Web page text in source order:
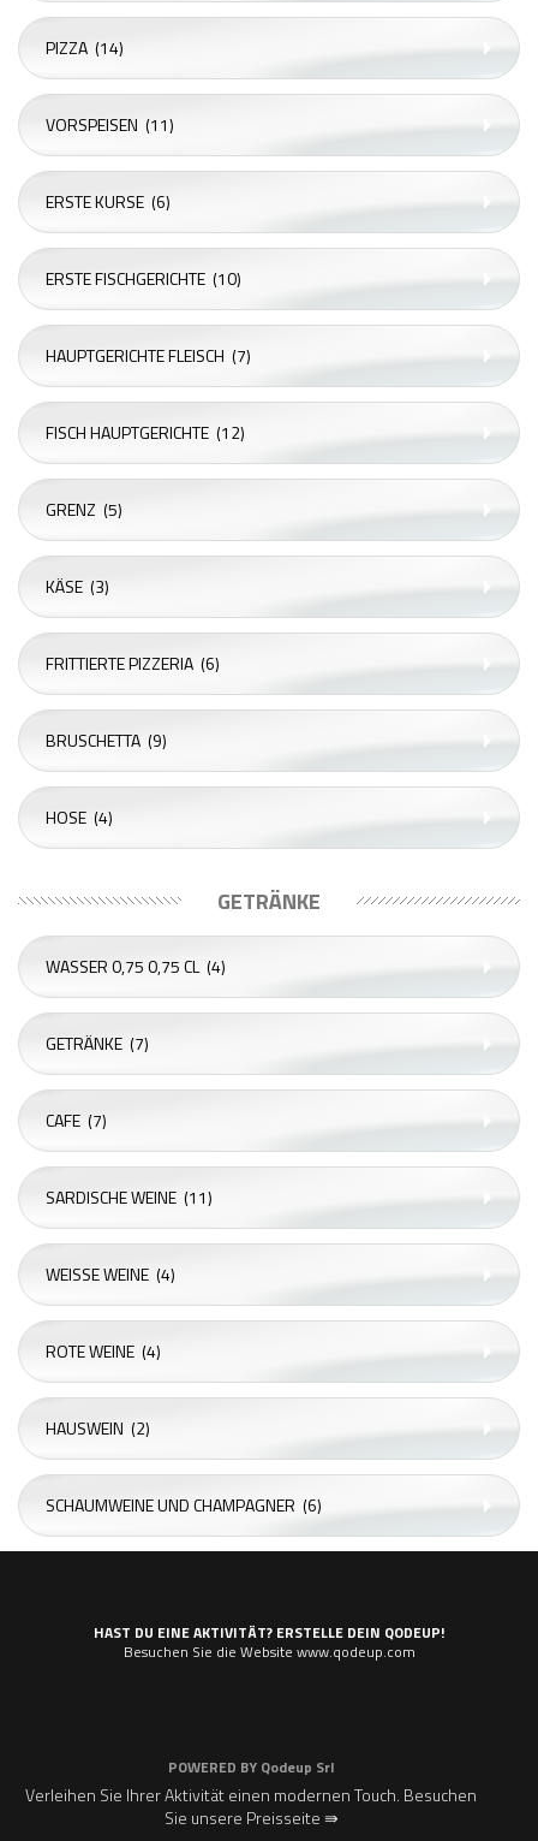
PIZZA (14)
VORSPEISEN (11)
ERSTE KURSE (6)
ERSTE FISCHGERICHTE (10)
HAUPTGERICHTE FLEISCH (7)
FISCH HAUPTGERICHTE (12)
GRENZ (5)
KÄSE (3)
FRITTIERTE PIZZERIA (6)
BRUSCHETTA (9)
HOSE (4)
GETRÄNKE
WASSER 0,75 0,75 CL(4)
GETRÄNKE (7)
CAFE (7)
SARDISCHE WEINE (11)
WEISSE WEINE (4)
ROTE WEINE (4)
HAUSWEIN (2)
SCHAUMWEINE UND CHAMPAGNER (6)
HAST DU EINE AKTIVITÄT? ERSTELLE DEIN QODEUP!
Besuchen Sie die Website www.qodeup.com
POWERED BY Qodeup Srl
Verleihen Sie Ihrer Aktivität einen modernen Touch. Besuchen
Sie unsere Preisseite ⇛